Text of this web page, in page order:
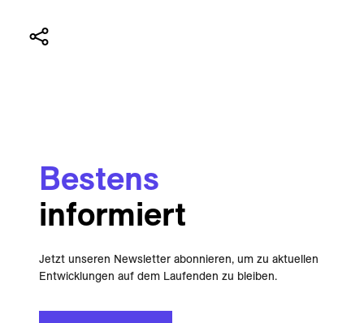
Bestens
informiert
Jetzt unseren Newsletter abonnieren, um zu aktuellen
Entwicklungen auf dem Laufenden zu bleiben.